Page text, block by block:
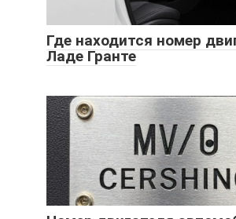
Где находится номер
Ладе Гранте